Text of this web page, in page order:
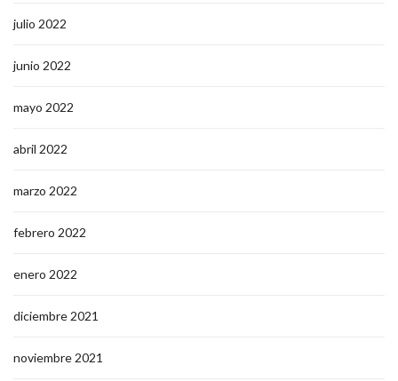
julio 2022
junio 2022
mayo 2022
abril 2022
marzo 2022
febrero 2022
enero 2022
diciembre 2021
noviembre 2021